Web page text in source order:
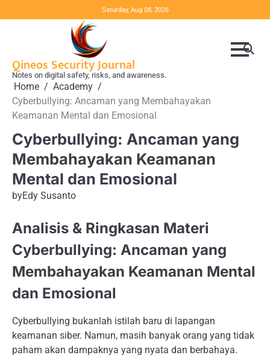
to
Saturday, Aug 08, 2026
Qineos Security Journal
Notes on digital safety, risks, and awareness.
Home
Academy
Cyberbullying: Ancaman yang Membahayakan
Keamanan Mental dan Emosional
Cyberbullying: Ancaman yang
Membahayakan Keamanan
Mental dan Emosional
byEdy Susanto
Analisis & Ringkasan Materi
Cyberbullying: Ancaman yang
Membahayakan Keamanan Mental
dan Emosional
Cyberbullying bukanlah istilah baru di lapangan
keamanan siber. Namun, masih banyak orang yang tidak
paham akan dampaknya yang nyata dan berbahaya.